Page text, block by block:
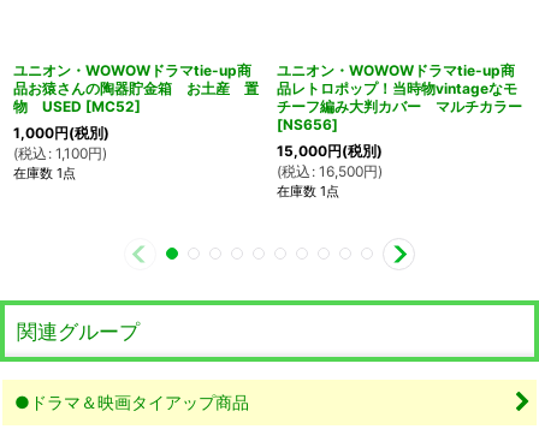
ユニオン・WOWOWドラマtie-up商
品お猿さんの陶器貯金箱 お土産 置
物 USED [MC52]
1,000円(税別)
(税込 : 1,100円)
在庫数 1点
ユニオン・WOWOWドラマtie-up商
品レトロポップ！当時物vintageなモ
チーフ編み大判カバー マルチカラー
[NS656]
15,000円(税別)
(税込 : 16,500円)
在庫数 1点
関連グループ
●ドラマ＆映画タイアップ商品